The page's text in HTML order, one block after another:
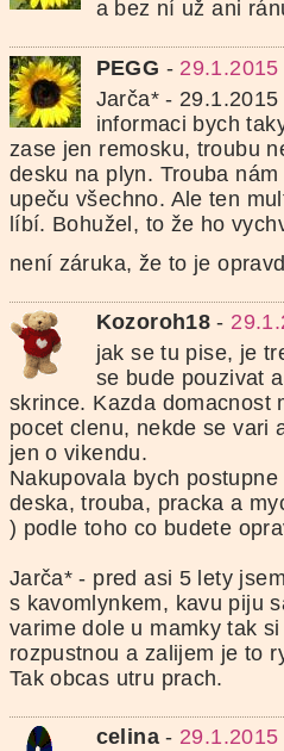
a bez ní už ani
PEGG - 29.1.2015
Jarča* -
informaci bych
zase jen remosku, troubu
desku na plyn. Trouba
upeču všechno. Ale ten
líbí. Bohužel, to že ho
není záruka, že to je
Kozoroh18 -
jak se tu pise, je
se bude pouzivat
skrince. Kazda domacnost
pocet clenu, nekde se vari
jen o vikendu.
Nakupovala bych
deska, trouba, pracka a
) podle toho co budete
Jarča* - pred asi 5 lety
s kavomlynkem, kavu piju
varime dole u mamky tak
rozpustnou a zalijem je to
Tak obcas utru prach.
celina- 29.1.2015